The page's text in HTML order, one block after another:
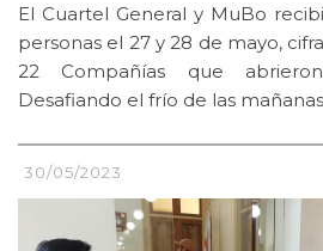
El Cuartel General y MuBo
personas el 27 y 28 de mayo,
22 Compañías que
Desafiando el frío de las
30/05/2023